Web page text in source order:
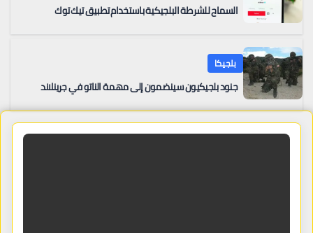
السماح للشرطة البلجيكية باستخدام تطبيق تيك توك
بلجيكا
جنود بلجيكيون سينضمون إلى مهمة الناتو في جرينلاند